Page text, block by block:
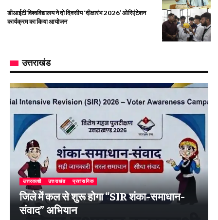
डीआईटी विश्वविद्यालय ने दो दिवसीय ‘दीक्षारंभ 2026’ ओरिएंटेशन
कार्यक्रम का किया आयोजन
उत्तराखंड
उत्तरकाशी उत्तराखंड प्रशासनिक
जिले में कल से शुरू होगा “SIR शंका-समाधान-
संवाद” अभियान